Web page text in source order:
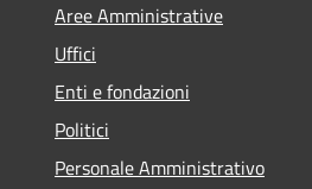
Aree Amministrative
Uffici
Enti e fondazioni
Politici
Personale Amministrativo